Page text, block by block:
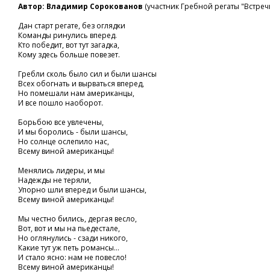
Автор: Владимир Сорокованов (участник Гребной регаты
Дан старт регате, без оглядки
Команды ринулись вперед.
Кто победит, вот тут загадка,
Кому здесь больше повезет.
Гребли сколь было сил и были шансы
Всех обогнать и вырваться вперед,
Но помешали нам американцы,
И все пошло наоборот.
Борьбою все увлечены,
И мы боролись - были шансы,
Но солнце ослепило нас,
Всему виной американцы!
Менялись лидеры, и мы
Надежды не теряли,
Упорно шли вперед и были шансы,
Всему виной американцы!
Мы честно бились, дергая весло,
Вот, вот и мы на пьедестале,
Но оглянулись - сзади никого,
Какие тут уж петь романсы...
И стало ясно: нам не повесло!
Всему виной американцы!